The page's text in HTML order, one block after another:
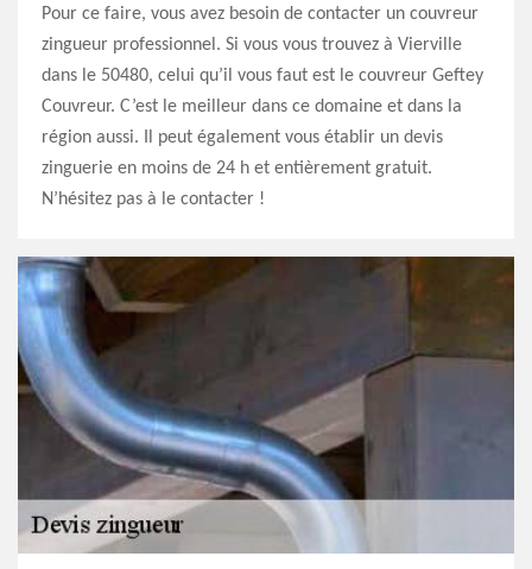
Pour ce faire, vous avez besoin de contacter un couvreur
zingueur professionnel. Si vous vous trouvez à Vierville
dans le 50480, celui qu’il vous faut est le couvreur Geftey
Couvreur. C’est le meilleur dans ce domaine et dans la
région aussi. Il peut également vous établir un devis
zinguerie en moins de 24 h et entièrement gratuit.
N’hésitez pas à le contacter !